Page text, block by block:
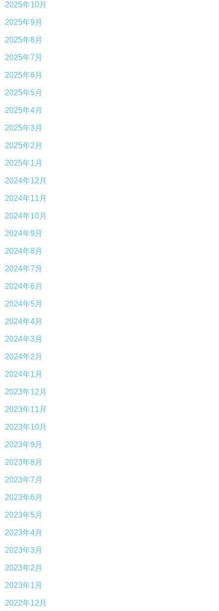
2025年10月
2025年9月
2025年8月
2025年7月
2025年6月
2025年5月
2025年4月
2025年3月
2025年2月
2025年1月
2024年12月
2024年11月
2024年10月
2024年9月
2024年8月
2024年7月
2024年6月
2024年5月
2024年4月
2024年3月
2024年2月
2024年1月
2023年12月
2023年11月
2023年10月
2023年9月
2023年8月
2023年7月
2023年6月
2023年5月
2023年4月
2023年3月
2023年2月
2023年1月
2022年12月